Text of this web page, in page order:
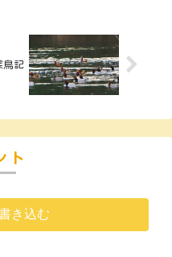
鳥記
ト
き込む